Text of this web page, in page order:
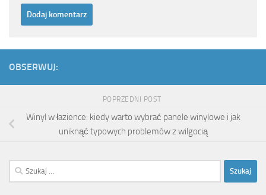
OBSERWUJ:
POPRZEDNI POST
Winyl w łazience: kiedy warto wybrać panele winylowe i jak
uniknąć typowych problemów z wilgocią
Szukaj: